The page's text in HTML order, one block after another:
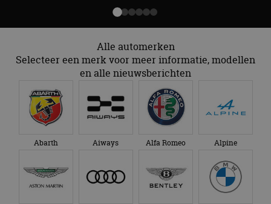
Alle automerken
Selecteer een merk voor meer informatie, modellen
en alle nieuwsberichten
Abarth Aiways Alfa Romeo Alpine
.autorai.nl
te
essentieel
CookieScriptConsent
CookieScript
4 weken 2
Deze
service om
bezoekers